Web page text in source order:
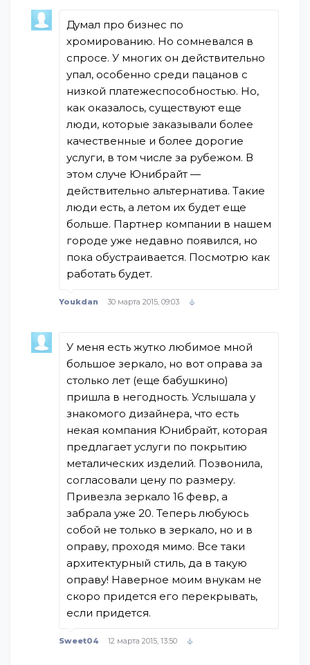
Думал про бизнес по
хромированию. Но сомневался в
спросе. У многих он действительно
упал, особенно среди пацанов с
низкой платежеспособностью. Но,
как оказалось, существуют еще
люди, которые заказывали более
качественные и более дорогие
услуги, в том числе за рубежом. В
этом случе Юнибрайт —
действительно альтернатива. Такие
люди есть, а летом их будет еще
больше. Партнер компании в нашем
городе уже недавно появился, но
пока обустраивается. Посмотрю как
работать будет.
Youkdan 30 марта 2015, 09:03
У меня есть жутко любимое мной
большое зеркало, но вот оправа за
столько лет (еще бабушкино)
пришла в негодность. Услышала у
знакомого дизайнера, что есть
некая компания Юнибрайт, которая
предлагает услуги по покрытию
металических изделий. Позвонила,
согласовали цену по размеру.
Привезла зеркало 16 февр, а
забрала уже 20. Теперь любуюсь
собой не только в зеркало, но и в
оправу, проходя мимо. Все таки
архитектурный стиль, да в такую
оправу! Наверное моим внукам не
скоро придется его перекрывать,
если придется.
Sweet04 12 марта 2015, 13:50